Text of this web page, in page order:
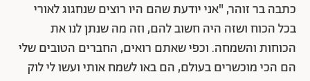
כתבה בר זוהר, "אני יודעת שהם היו רוצים שנחגוג לאורי
בכל הכוח ושזה היה חשוב להם, וזה מה שנתן לנו את
הכוחות והשמחה. וכפי שאתם רואים, החברים הטובים שלי
הם הכי מוכשרים בעולם, הם באו לשמח אותי ועשו לי לוק